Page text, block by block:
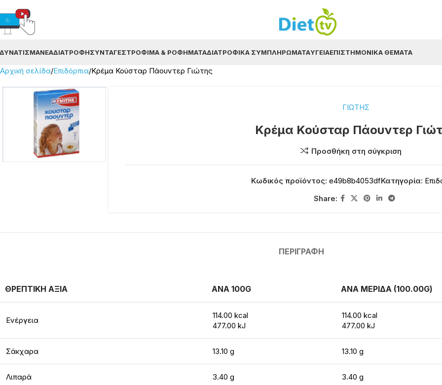
ΝΈΑΔΙΑΤΡΟΦΉΣΥΝΤΑΓΈΣΤΡΌΦΙΜΑ & ΡΟΦΉΜΑΤΑΔΙΑΤΡΟΦΙΚΆ ΣΥΜΠΛΗΡΏΜΑΤΑΥΓΕΊΑΕΠΙΣΤΗΜΟΝΙΚΆ ΘΈΜΑΤΑ
Αρχική σελίδα Επιδόρπια Κρέμα Κούσταρ Πάουντερ Γιώτης
ΓΙΩΤΗΣ
Κρέμα Κούσταρ Πάουντερ
Προσθήκη στη σύγκριση
Κωδικός προϊόντος:e49b8b4053dfΚατηγορία:
Share:
ΠΕΡΙΓΡΑΦΉ
ΘΡΕΠΤΙΚΗ ΑΞΙΑ ΑΝΑ 100G ΑΝΑ ΜΕΡΙΔΑ (100.00G)
Ενέργεια
114.00 kcal
477.00 kJ
114.00 kcal
477.00 kJ
Σάκχαρα 13.10 g 13.10 g
Λιπαρά 3.40 g 3.40 g